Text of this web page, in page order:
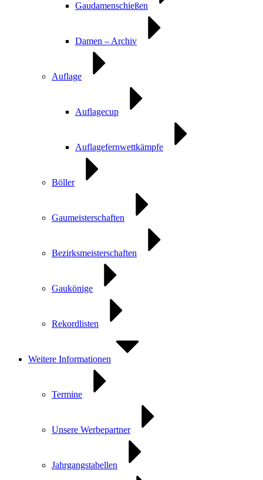
Gaudamenschießen
Damen – Archiv
Auflage
Auflagecup
Auflagefernwettkämpfe
Böller
Gaumeisterschaften
Bezirksmeisterschaften
Gaukönige
Rekordlisten
Weitere Informationen
Termine
Unsere Werbepartner
Jahrgangstabellen